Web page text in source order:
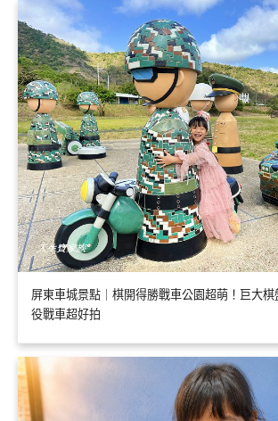
屏東車城景點｜棋開得勝戰車公園超萌！巨大棋
役戰車超好拍